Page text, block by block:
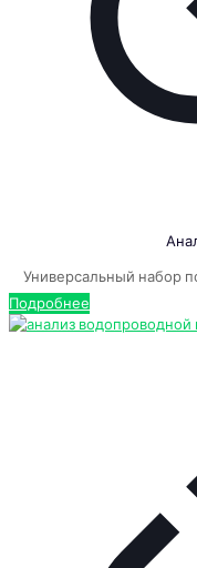
Универсальный набор
Подробнее